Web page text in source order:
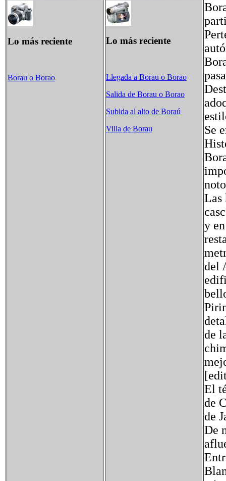
Lo más reciente
Borau o Borao
Lo más reciente
Llegada a Borau o Borao
Salida de Borau o Borao
Subida al alto de Boraú
Villa de Borau
Se
Las
y
del
de
El
de
de
De